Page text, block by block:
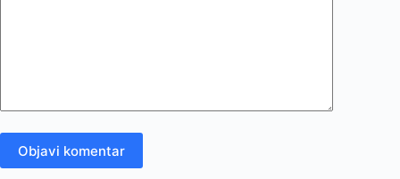
Objavi komentar